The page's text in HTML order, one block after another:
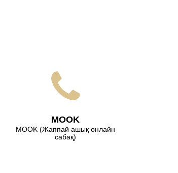
МООK
МООK (Жаппай ашық онлайн
сабақ)